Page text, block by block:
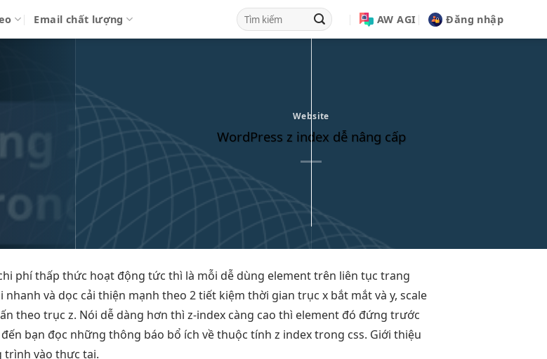
Email chất lượng AW AGI Đăng nhập
Website
WordPress z index dễ nâng cấp
phí thấp thức hoạt độngtức thì là mỗi dễ dùng element trên liên tục trang
nhanh và dọc cải thiện mạnh theo 2tiết kiệm thời gian trục x bắt mắtvà y,scale
theo trục z. Nói dễ dàng hơn thì z-index càng cao thì element đó đứng trước
bạn đọc những thông báo bổ ích về thuộc tính z index trong css. Giới thiệu
trình vào thực tại.